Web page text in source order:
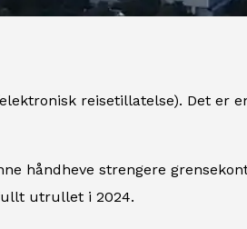
reisetillatelse). Det er
håndheve strengere
utrullet i 2024.